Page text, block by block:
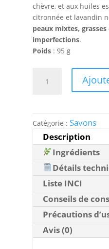
chèvre, et aux huiles
citronnée et lavandin
peaux mixtes,
imperfections.
Poids : 95 g
de
chèvre
aux
huiles
essentielles
Catégorie : Savons
Description
Ingrédients
Détails
Liste INCI
Conseils de
Précautions
Avis (0)